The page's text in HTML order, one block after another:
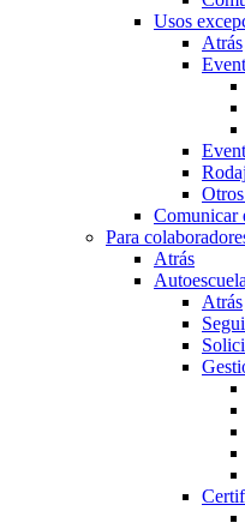
Usos
Atrás
Comunicar
Para
Atrás
Atrás